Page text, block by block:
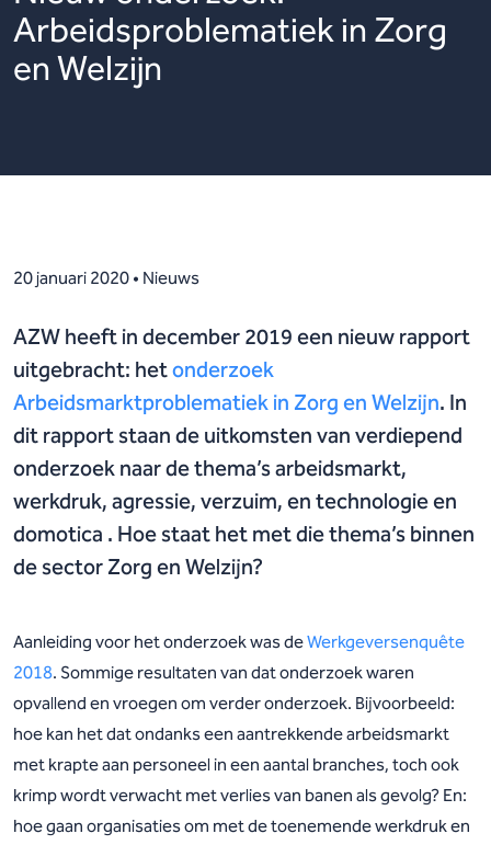
Arbeidsproblematiek in Zorg
en Welzijn
20 januari 2020 • Nieuws
AZW heeft in december 2019 een nieuw rapport
uitgebracht: hetonderzoek
Arbeidsmarktproblematiek in Zorg en Welzijn. In
dit rapport staan de uitkomsten van verdiepend
onderzoek naar de thema’s arbeidsmarkt,
werkdruk, agressie, verzuim, en technologie en
domotica . Hoe staat het met die thema’s binnen
de sector Zorg en Welzijn?
Aanleiding voor het onderzoek was deWerkgeversenquête
2018. Sommige resultaten van dat onderzoek waren
opvallend en vroegen om verder onderzoek. Bijvoorbeeld:
hoe kan het dat ondanks een aantrekkende arbeidsmarkt
met krapte aan personeel in een aantal branches, toch ook
krimp wordt verwacht met verlies van banen als gevolg? En:
hoe gaan organisaties om met de toenemende werkdruk en